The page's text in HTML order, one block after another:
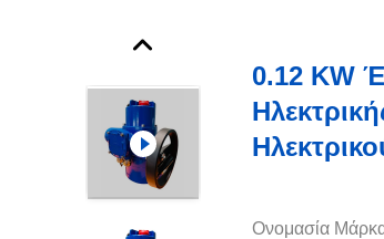
0.12 KW
Ονομασία